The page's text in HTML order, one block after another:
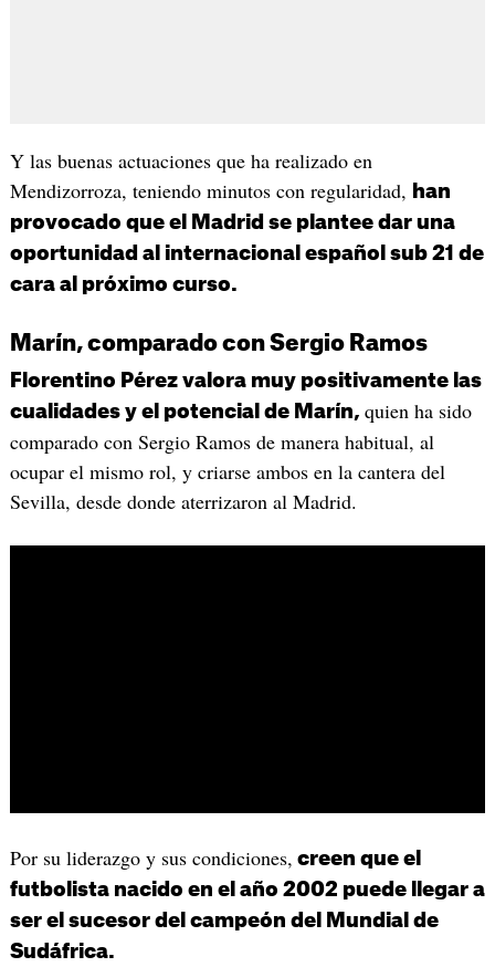
Y las buenas actuaciones que ha realizado en
Mendizorroza, teniendo minutos con regularidad, han
provocado que el Madrid se plantee dar una
oportunidad al internacional español sub 21 de
cara al próximo curso.
Marín, comparado con Sergio Ramos
Florentino Pérez valora muy positivamente las
cualidades y el potencial de Marín, quien ha sido
comparado con Sergio Ramos de manera habitual, al
ocupar el mismo rol, y criarse ambos en la cantera del
Sevilla, desde donde aterrizaron al Madrid.
Por su liderazgo y sus condiciones, creen que el
futbolista nacido en el año 2002 puede llegar a
ser el sucesor del campeón del Mundial de
Sudáfrica.